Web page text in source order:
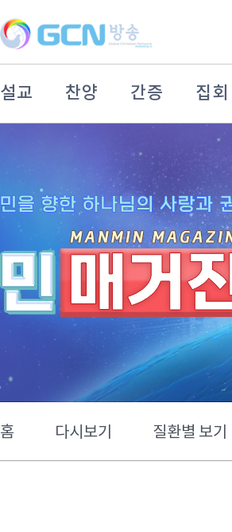
설교 찬양 간증 집회
홈 다시보기 질환별 보기